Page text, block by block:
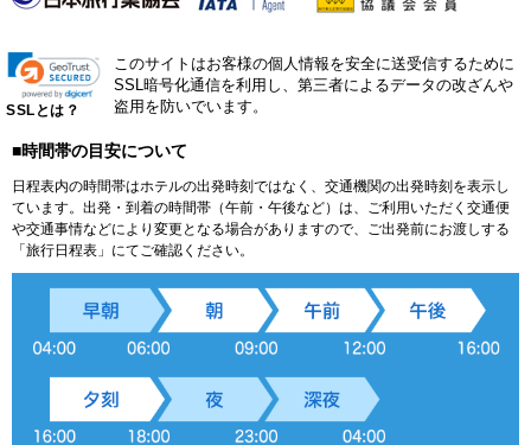
SSLとは？
このサイトはお客様の個人情報を安全に送受信するために
SSL暗号化通信を利用し、第三者によるデータの改ざんや
盗用を防いでいます。
■時間帯の目安について
日程表内の時間帯はホテルの出発時刻ではなく、交通機関の出発時刻を表示し
ています。出発・到着の時間帯（午前・午後など）は、ご利用いただく交通便
や交通事情などにより変更となる場合がありますので、ご出発前にお渡しする
「旅行日程表」にてご確認ください。